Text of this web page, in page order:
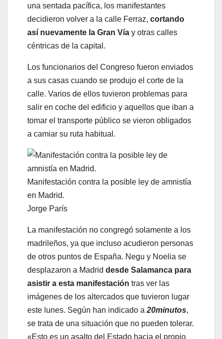
una sentada pacífica, los manifestantes
decidieron volver a la calle Ferraz, cortando
así nuevamente la Gran Vía y otras calles
céntricas de la capital.
Los funcionarios del Congreso fueron enviados
a sus casas cuando se produjo el corte de la
calle. Varios de ellos tuvieron problemas para
salir en coche del edificio y aquellos que iban a
tomar el transporte público se vieron obligados
a camiar su ruta habitual.
Manifestación contra la posible ley de amnistía
en Madrid.
Jorge París
La manifestación no congregó solamente a los
madrileños, ya que incluso acudieron personas
de otros puntos de España. Negu y Noelia se
desplazaron a Madrid desde Salamanca para
asistir a esta manifestación tras ver las
imágenes de los altercados que tuvieron lugar
este lunes. Según han indicado a 20minutos,
se trata de una situación que no pueden tolerar.
«Esto es un asalto del Estado hacia el propio